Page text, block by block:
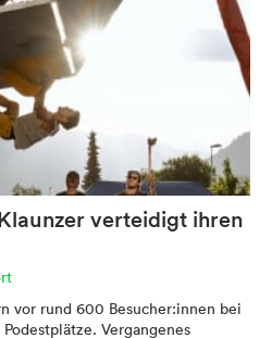
verteidigt ihren
vor rund 600 Besucher:innen bei
Vergangenes